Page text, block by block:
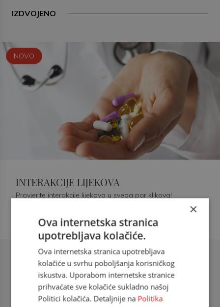
IZDVOJENO
Šećerna bolest tip 2 = kardiovaskularna
doc. dr. sc. Višnja Kokić Maleš,
dr.med., specijalististica
NOVO
INTERAKCIJE LIJEKOVA
Provjerite interakcije lijekova u svega par klikova!
×
Ova internetska stranica
upotrebljava kolačiće.
Ova internetska stranica upotrebljava
kolačiće u svrhu poboljšanja korisničkog
iskustva. Uporabom internetske stranice
prihvaćate sve kolačiće sukladno našoj
Politici kolačića. Detaljnije na Politika